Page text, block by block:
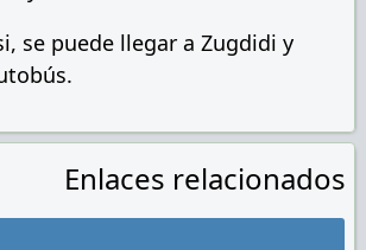
se puede llegar a Zugdidi y
Enlaces relacionados